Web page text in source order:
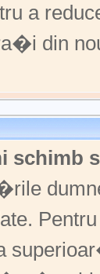
a
din
schimb